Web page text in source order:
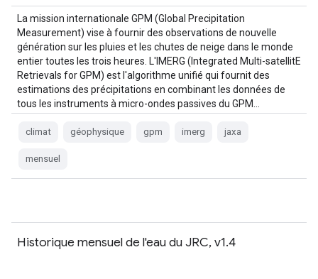
La mission internationale GPM (Global Precipitation
Measurement) vise à fournir des observations de nouvelle
génération sur les pluies et les chutes de neige dans le monde
entier toutes les trois heures. L'IMERG (Integrated Multi-satellitE
Retrievals for GPM) est l'algorithme unifié qui fournit des
estimations des précipitations en combinant les données de
tous les instruments à micro-ondes passives du GPM…
climat géophysique gpm imerg jaxa
mensuel
Historique mensuel de l'eau du JRC, v1.4